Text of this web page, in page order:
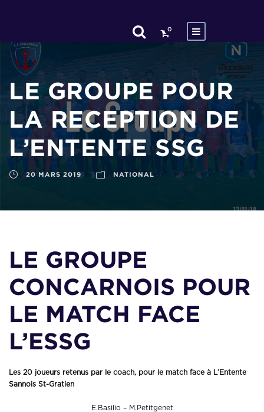
0
LE GROUPE POUR
LA RECEPTION DE
L’ENTENTE SSG
20 MARS 2019 NATIONAL
LE GROUPE
CONCARNOIS POUR
LE MATCH FACE
L’ESSG
Les 20 joueurs retenus par le coach, pour le match face à L’Entente
Sannois St-Gratien
E.Basilio – M.Petitgenet